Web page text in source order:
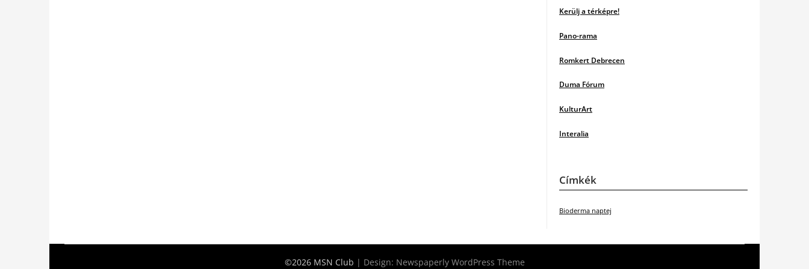
Kerülj a térképre!
Pano-rama
Romkert Debrecen
Duma Fórum
KulturArt
Interalia
Címkék
Bioderma naptej
©2026 MSN Club | Design: Newspaperly WordPress Theme